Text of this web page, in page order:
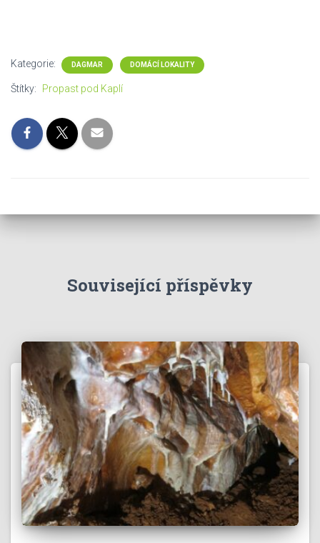
Kategorie: DAGMAR DOMÁCÍ LOKALITY
Štítky: Propast pod Kaplí
Související příspěvky